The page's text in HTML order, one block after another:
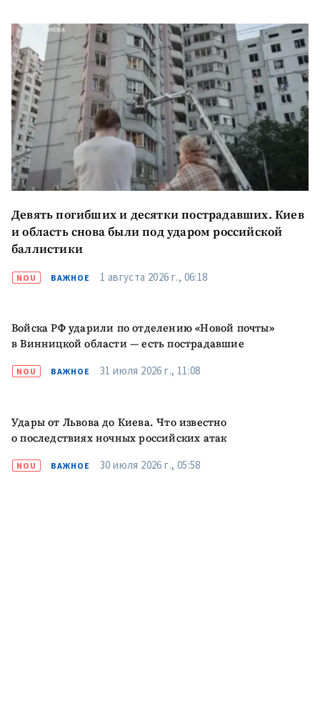
ПОДДЕРЖАТЬ
Девять погибших и десятки пострадавших. Киев
и область снова были под ударом российской
баллистики
NOU ВАЖНОЕ 1 августа 2026 г., 06:18
Войска РФ ударили по отделению «Новой почты»
в Винницкой области — есть пострадавшие
NOU ВАЖНОЕ 31 июля 2026 г., 11:08
Удары от Львова до Киева. Что известно
о последствиях ночных российских атак
NOU ВАЖНОЕ 30 июля 2026 г., 05:58
КОНТАКТНЫЙ ИСТОЧНИК
Анонимный источник
Имя + Моё имя
Электронная почта
+ Мой email
Телефон
+ Личный телефон
сполитикой
конфиденциальности.